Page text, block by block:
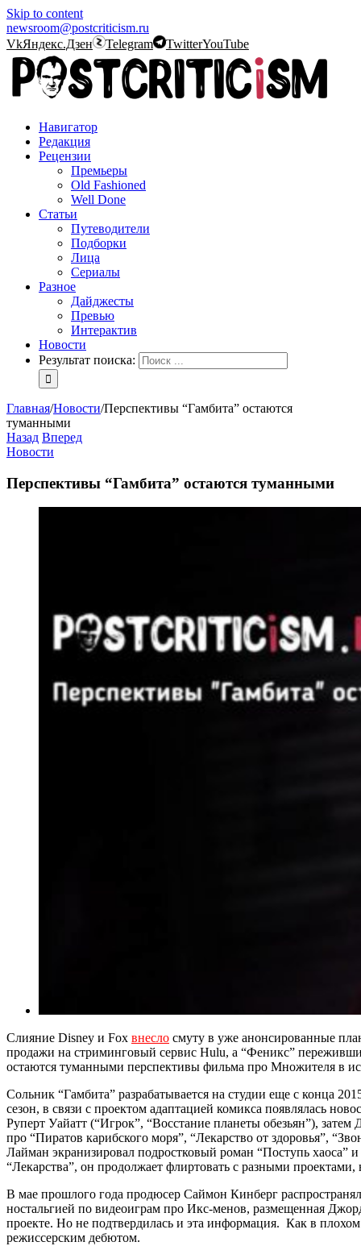
Skip to content
newsroom@postcriticism.ru
VkЯндекс.Дзен Telegram TwitterYouTube
Навигатор
Редакция
Рецензии
Премьеры
Old Fashioned
Well Done
Статьи
Путеводители
Подборки
Лица
Сериалы
Разное
Дайджесты
Превью
Интерактив
Новости
Результат поиска:
Главная/Новости/Перспективы “Гамбита” остаются
туманными
Назад Вперед
Новости
Перспективы “Гамбита” остаются туманными
Слияние Disney и Fox внесло смуту в уже анонсированные
продажи на стриминговый сервис Hulu, а “Феникс”
остаются туманными перспективы фильма про Множителя в
Сольник “Гамбита” разрабатывается на студии еще с конца
сезон, в связи с проектом адаптацией комикса появлялась
Руперт Уайатт (“Игрок”, “Восстание планеты обезьян”),
про “Пиратов карибского моря”, “Лекарство от здоровья”,
Лайман экранизировал подростковый роман “Поступь хаоса”
“Лекарства”, он продолжает флиртовать с разными
В мае прошлого года продюсер Саймон Кинберг
ностальгией по видеоиграм про Икс-менов, размещенная
проекте. Но не подтвердилась и эта информация. Как в плохом
режиссерским дебютом.